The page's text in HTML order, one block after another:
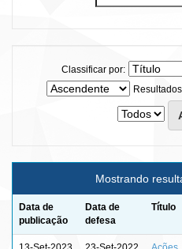
Classificar por:
Mostrando
Data de
publicação
Data de
defesa
Título